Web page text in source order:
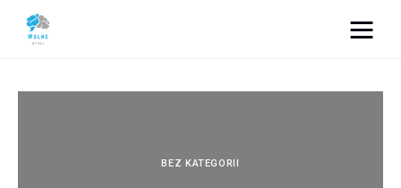
BEZ KATEGORII